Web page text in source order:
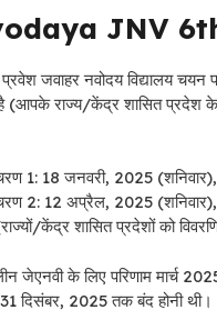
JNV
जवाहर नवोदय विद्यालय चयन
(आपके राज्य/केंद्र शासित प्रदेश के
1: 18 जनवरी, 2025
2: 12 अप्रैल, 2025
केंद्र शासित प्रदेशों को
जेएनवी के लिए परिणाम
31 दिसंबर, 2025 तक बंद होनी थी।